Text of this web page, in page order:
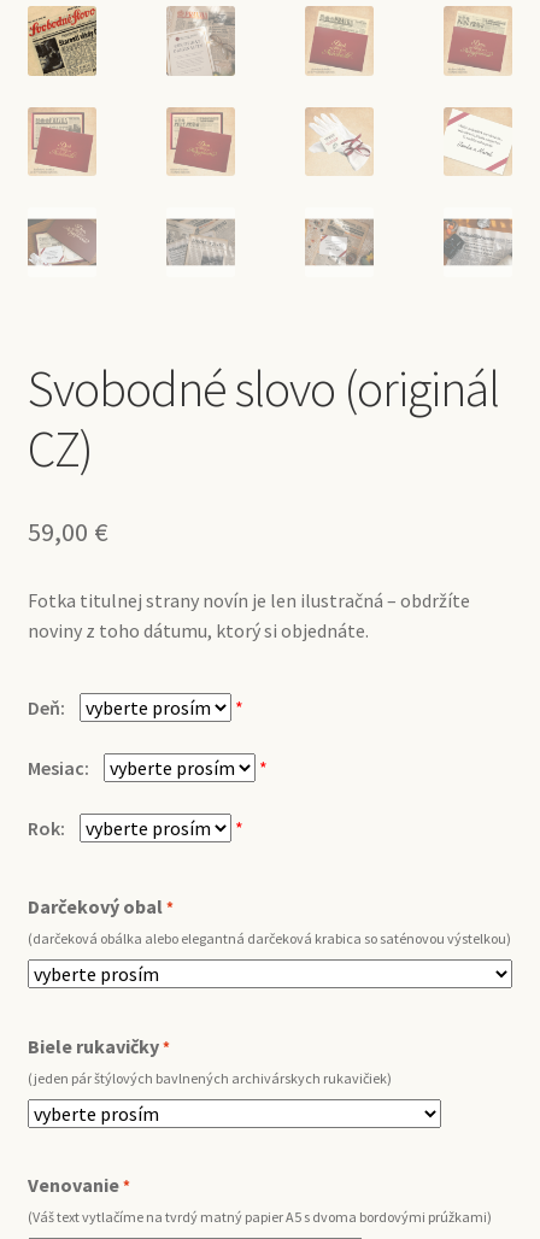
Svobodné slovo (originál
CZ)
59,00 €
Fotka titulnej strany novín je len ilustračná – obdržíte
noviny z toho dátumu, ktorý si objednáte.
Deň: *
Mesiac: *
Rok: *
Darčekový obal *
(darčeková obálka alebo elegantná darčeková krabica so saténovou výstelkou)
Biele rukavičky*
(jeden pár štýlových bavlnených archivárskych rukavičiek)
Venovanie*
(Váš text vytlačíme na tvrdý matný papier A5 s dvoma bordovými prúžkami)